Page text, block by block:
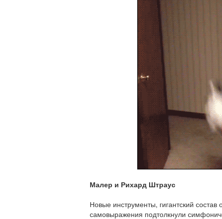
Малер и Рихард Штраус
Новые инструменты, гигантский состав
самовыражения подтолкнули